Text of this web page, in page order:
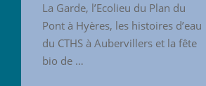
La Garde, l’Ecolieu du Plan du
Pont à Hyères, les histoires d’eau
du CTHS à Aubervillers et la fête
bio de …